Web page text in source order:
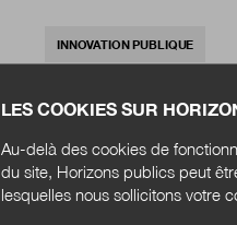
INNOVATION PUBLIQUE
LES COOKIES SUR
Au-delà des cookies de
du site, Horizons publics peut
lesquelles nous sollicitons votre